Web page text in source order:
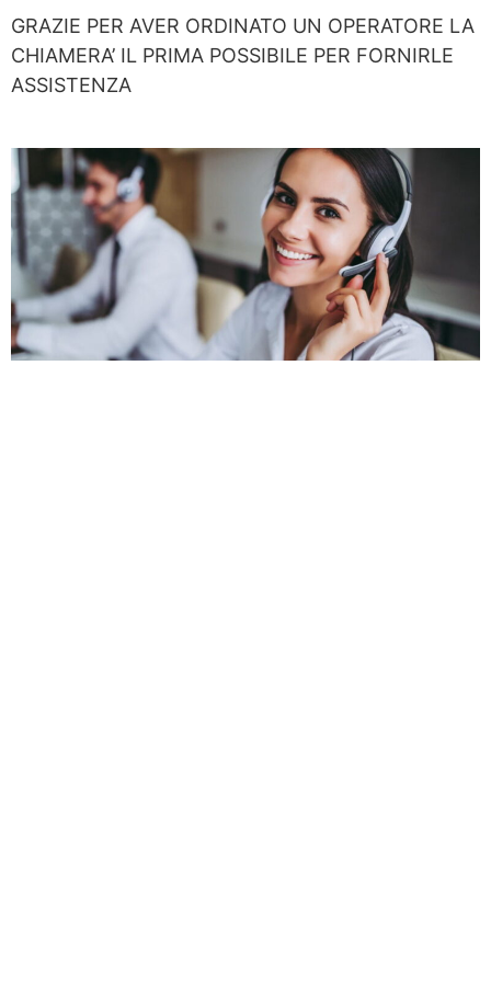
GRAZIE PER AVER ORDINATO UN OPERATORE LA
CHIAMERA’ IL PRIMA POSSIBILE PER FORNIRLE
ASSISTENZA